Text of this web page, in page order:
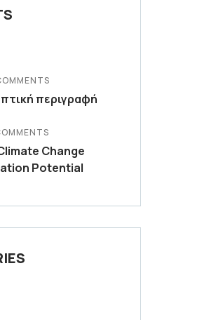
περιγραφή
Change
Potential